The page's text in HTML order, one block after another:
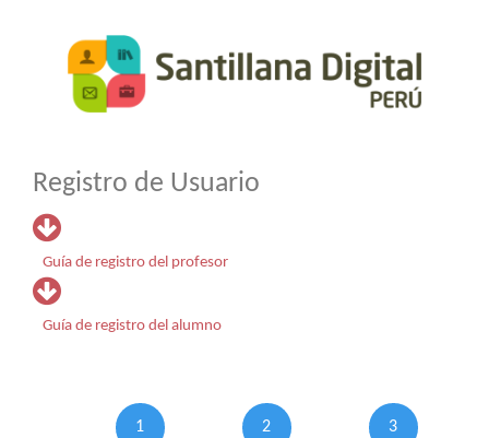
Registro de Usuario
Guía de registro del profesor
Guía de registro del alumno
1 2 3